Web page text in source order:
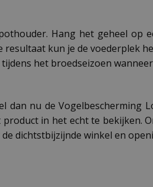
Hang het geheel
kun je de voederplek
het broedseizoen
dan nu de
in het echt te bekijken.
dichtstbijzijnde winkel en